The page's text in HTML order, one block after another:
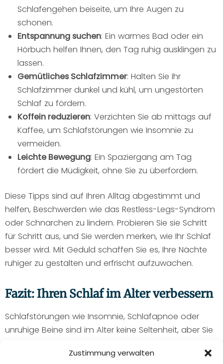
Zustimmung verwalten
Schlafengehen beiseite, um Ihre Augen zu
schonen.
Entspannung suchen: Ein warmes Bad oder ein
Hörbuch helfen Ihnen, den Tag ruhig ausklingen zu
lassen.
Gemütliches Schlafzimmer: Halten Sie Ihr
Schlafzimmer dunkel und kühl, um ungestörten
Schlaf zu fördern.
Koffein reduzieren: Verzichten Sie ab mittags auf
Kaffee, um Schlafstörungen wie Insomnie zu
vermeiden.
Leichte Bewegung: Ein Spaziergang am Tag
fördert die Müdigkeit, ohne Sie zu überfordern.
Diese Tipps sind auf Ihren Alltag abgestimmt und
helfen, Beschwerden wie das Restless-Legs-Syndrom
oder Schnarchen zu lindern. Probieren Sie sie Schritt
für Schritt aus, und Sie werden merken, wie Ihr Schlaf
besser wird. Mit Geduld schaffen Sie es, Ihre Nächte
ruhiger zu gestalten und erfrischt aufzuwachen.
Fazit: Ihren Schlaf im Alter verbessern
Schlafstörungen wie Insomnie, Schlafapnoe oder
unruhige Beine sind im Alter keine Seltenheit, aber Sie
einem festen Schlafrhythmus, guter Schlafhygiene